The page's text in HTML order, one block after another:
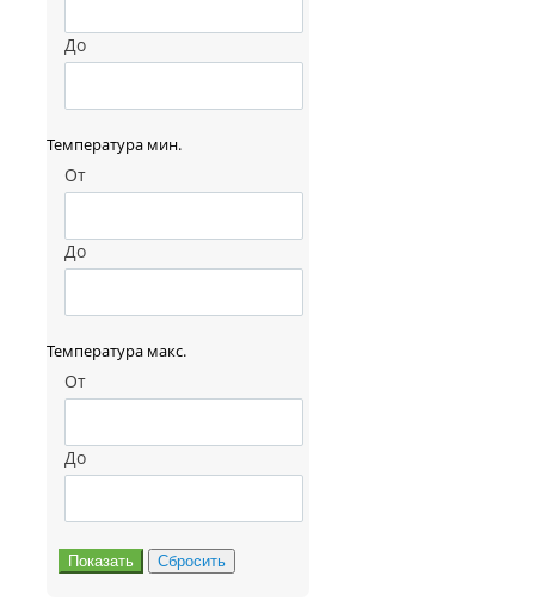
До
Температура мин.
От
До
Температура макс.
От
До